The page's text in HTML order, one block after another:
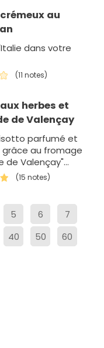
au
dans votre
(11 notes)
herbes et
de Valençay
parfumé et
grâce au fromage
de Valençay"
(15 notes)
5 6
7
40 50
60